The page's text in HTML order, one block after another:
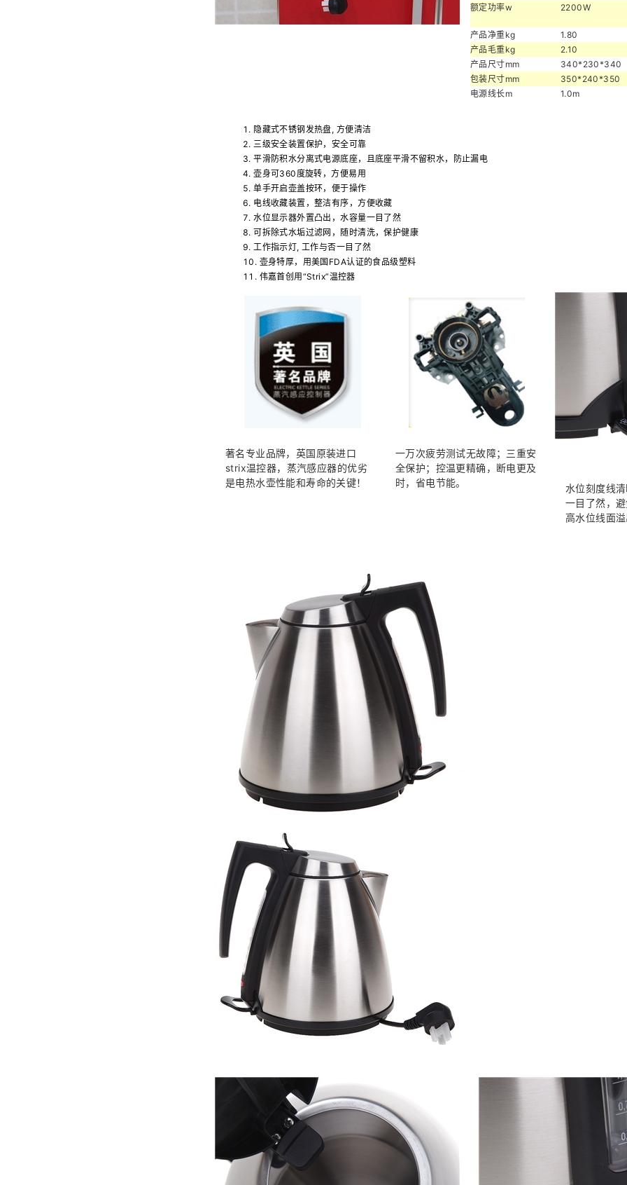
额定功率w
2200W
产品净重kg
1.80
产品毛重kg
2.10
产品尺寸mm
340*230*340
包装尺寸mm
350*240*350
电源线长m
1.0m
隐藏式不锈钢发热盘, 方便清洁
三级安全装置保护，安全可靠
平滑防积水分离式电源底座，且底座平滑不留积水，防止漏电
壶身可360度旋转，方便易用
单手开启壶盖按环，便于操作
电线收藏装置，整洁有序，方便收藏
水位显示器外置凸出，水容量一目了然
可拆除式水垢过滤网，随时清洗，保护健康
工作指示灯, 工作与否一目了然
壶身特厚，用美国FDA认证的食品级塑料
伟嘉首创用“Strix”温控器
著名专业品牌，英国原装进口
strix温控器，蒸汽感应器的优劣
是电热水壶性能和寿命的关键！
一万次疲劳测试无故障；三重安
全保护；控温更精确，断电更及
时，省电节能。
水位刻度线
一目了然，
高水位线面溢